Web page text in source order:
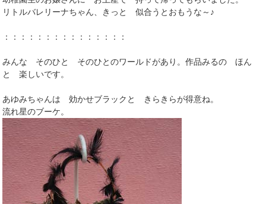
リトルバレリーナちゃん、きっと 似合うとおもうな～♪
：：：：：：：：：：：：：：：
みんな そのひと そのひとのワールドがあり。作品みるの ほん
と 楽しいです。
あゆみちゃんは 効かせブラックと きらきらが得意ね。
流れ星のブーケ。